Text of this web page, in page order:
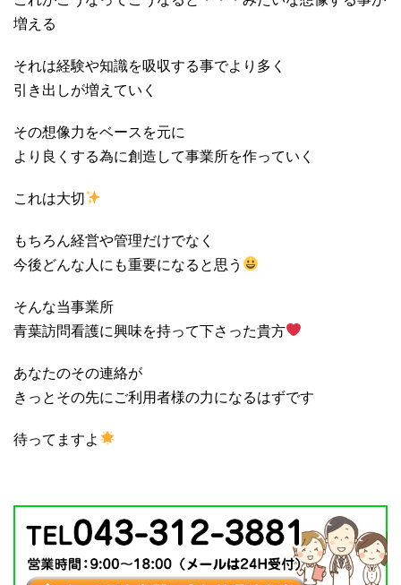
増える
それは経験や知識を吸収する事でより多く
引き出しが増えていく
その想像力をベースを元に
より良くする為に創造して事業所を作っていく
これは大切
もちろん経営や管理だけでなく
今後どんな人にも重要になると思う
そんな当事業所
青葉訪問看護に興味を持って下さった貴方
あなたのその連絡が
きっとその先にご利用者様の力になるはずです
待ってますよ